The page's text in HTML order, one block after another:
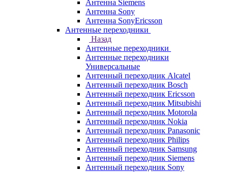
Антенна Siemens
Антенна Sony
Антенна SonyEricsson
Антенные переходники
Назад
Антенные переходники
Антенные переходники
Универсальные
Антенный переходник Alcatel
Антенный переходник Bosch
Антенный переходник Ericsson
Антенный переходник Mitsubishi
Антенный переходник Motorola
Антенный переходник Nokia
Антенный переходник Panasonic
Антенный переходник Philips
Антенный переходник Samsung
Антенный переходник Siemens
Антенный переходник Sony